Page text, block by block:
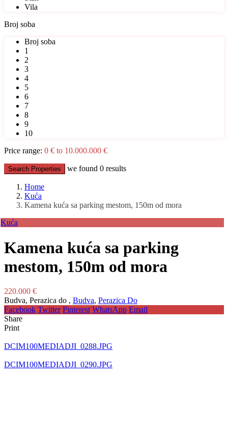
Vila
Broj soba
Broj soba
1
2
3
4
5
6
7
8
9
10
Price range: 0 € to 10.000.000 €
Search Properties we found 0 results
Home
Kuća
Kamena kuća sa parking mestom, 150m od mora
Kuća
Kamena kuća sa parking
mestom, 150m od mora
220.000 €
Budva, Perazica do , Budva, Perazica Do
Facebook Twitter Pinterest WhatsApp Email
Share
Print
DCIM100MEDIADJI_0288.JPG
DCIM100MEDIADJI_0290.JPG